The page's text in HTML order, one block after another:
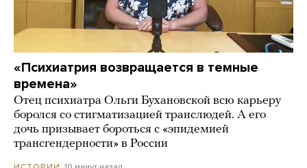
«Психиатрия возвращается в темные
времена»
Отец психиатра Ольги Бухановской всю карьеру
боролся со стигматизацией транслюдей. А его
дочь призывает бороться с «эпидемией
трансгендерности» в России